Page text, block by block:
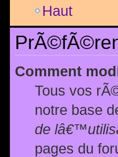
Haut
Comment
Tous vos
notre base
de
pages du